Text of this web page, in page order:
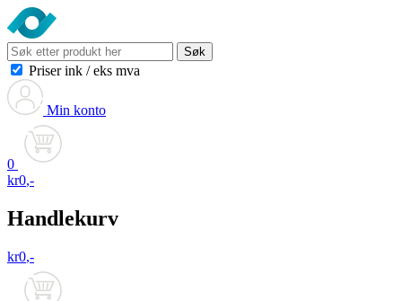
Søk
Priser ink / eks mva
Min konto
0
kr0,-
Handlekurv
kr0,-